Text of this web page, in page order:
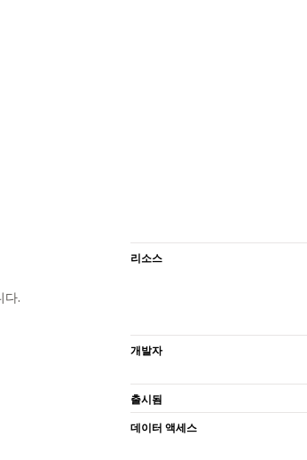
다.
리소스
개발자
출시됨
데이터 액세스